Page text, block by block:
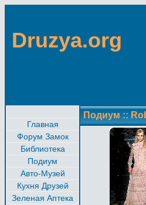
Druzya.org
Главная
Форум Замок
Библиотека
Подиум
Авто-Музей
Кухня Друзей
Зеленая Аптека
Подиум ::